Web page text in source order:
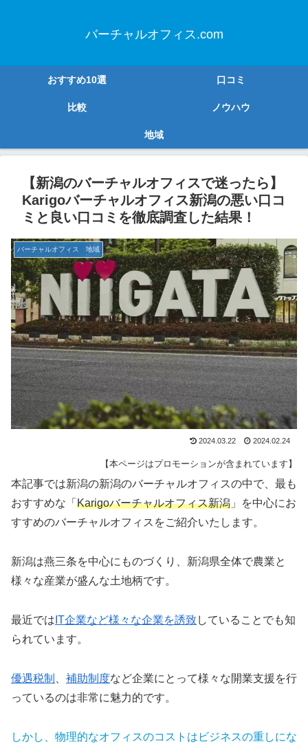
バーチャルオフィス.com
おすすめ10選 口コミ
比較 ノウハウ
地域
【新潟のバーチャルオフィスで迷ったら】
Karigoバーチャルオフィス新潟の悪い口コ
ミと良い口コミを徹底調査した結果！
バーチャルオフィス 地域
2024.03.22 2024.02.24
【本ページはプロモーションが含まれています】
本記事では新潟の新潟のバーチャルオフィスの中で、最も
おすすめな「 Karigoバーチャルオフィス新潟 」を中心にお
すすめのバーチャルオフィスをご紹介いたします。
新潟は燕三条を中心にものづくり、新潟県全体で農業と
様々な産業が盛んな土地柄です。
最近では IT企業など様々な企業を誘致していることでも知
られています。
優遇税制 補助制度など企業にとって様々な開業支援を行
っているのは非常に魅力的です。
しかし、物理的なオフィスのコストはビジネスの重しにな